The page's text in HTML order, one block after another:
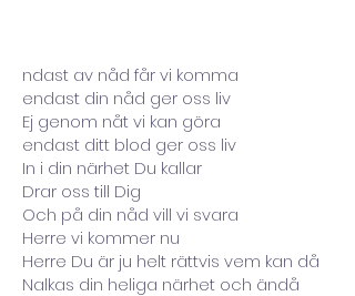
ndast av nåd får vi komma
endast din nåd ger oss liv
Ej genom nåt vi kan göra
endast ditt blod ger oss liv
In i din närhet Du kallar
Drar oss till Dig
Och på din nåd vill vi svara
Herre vi kommer nu
Herre Du är ju helt rättvis vem kan då
Nalkas din heliga närhet och ändå